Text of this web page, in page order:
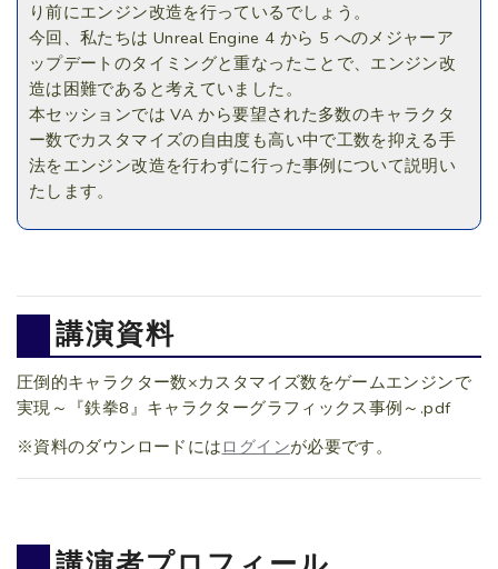
り前にエンジン改造を行っているでしょう。
今回、私たちは Unreal Engine 4 から 5 へのメジャーア
ップデートのタイミングと重なったことで、エンジン改
造は困難であると考えていました。
本セッションでは VA から要望された多数のキャラクタ
ー数でカスタマイズの自由度も高い中で工数を抑える手
法をエンジン改造を行わずに行った事例について説明い
たします。
講演資料
圧倒的キャラクター数×カスタマイズ数をゲームエンジンで
実現～『鉄拳8』キャラクターグラフィックス事例～.pdf
※資料のダウンロードには ログインが必要です。